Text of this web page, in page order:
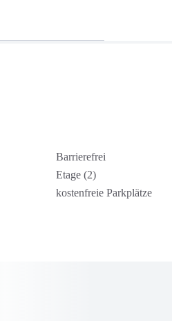
Barrierefrei
Etage (2)
kostenfreie Parkplätze